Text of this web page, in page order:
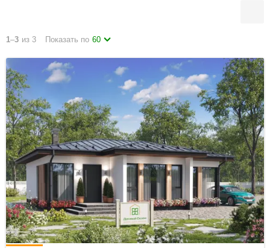
1–3 из 3 Показать по 60